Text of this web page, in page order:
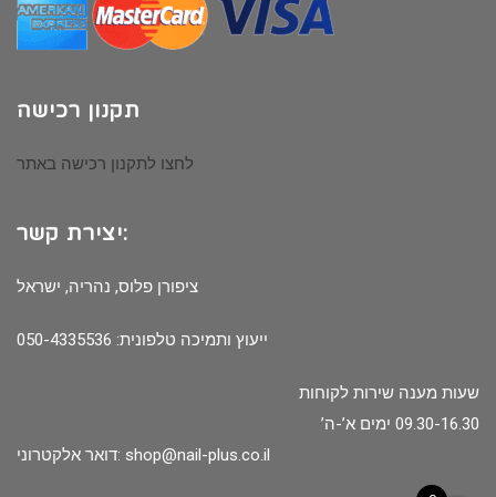
תקנון רכישה
לחצו לתקנון רכישה באתר
יצירת קשר:
ציפורן פלוס, נהריה, ישראל
ייעוץ ותמיכה טלפונית: 050-4335536
שעות מענה שירות לקוחות
09.30-16.30 ימים א’-ה’
דואר אלקטרוני: shop@nail-plus.co.il